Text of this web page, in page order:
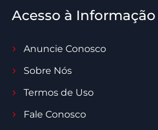
Acesso à Informação
Anuncie Conosco
Sobre Nós
Termos de Uso
Fale Conosco